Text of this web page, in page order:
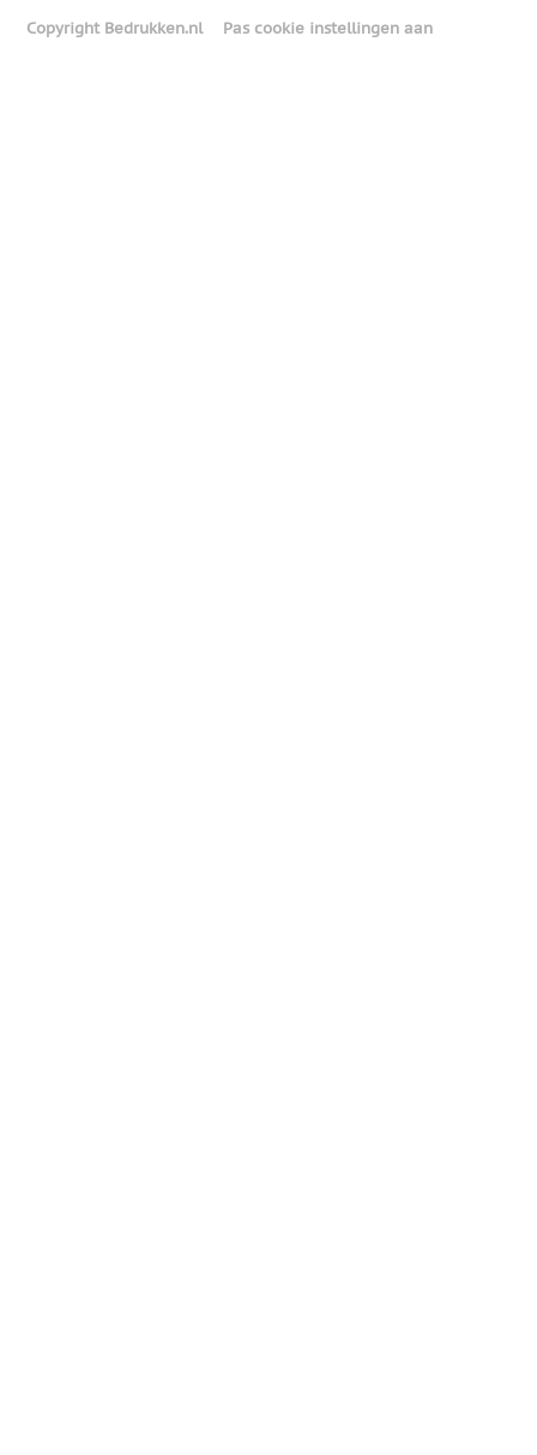
Copyright Bedrukken.nl Pas cookie instellingen aan